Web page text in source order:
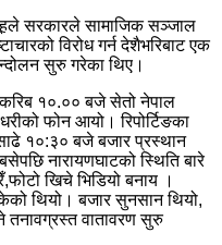
सरकारले सामाजिक सञ्जाल
विरोध गर्न देशैभरिबाट एक
सुरु गरेका थिए।
करिब १०.०० बजे सेतो नेपाल
फोन आयो। रिपोर्टिङका
१०:३० बजे बजार प्रस्थान
नारायणघाटको स्थिति बारे
खिचे भिडियो बनाय ।
थियो। बजार सुनसान थियो,
तनावग्रस्त वातावरण सुरु